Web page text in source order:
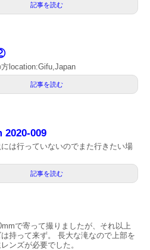
記事を読む
location:Gifu,Japan
記事を読む
2020-009
は行っていないのでまた行きたい場
記事を読む
で寄って撮りましたが、それ以上
持って来ず。 長大な滝なので上部を
ンズが必要でした。